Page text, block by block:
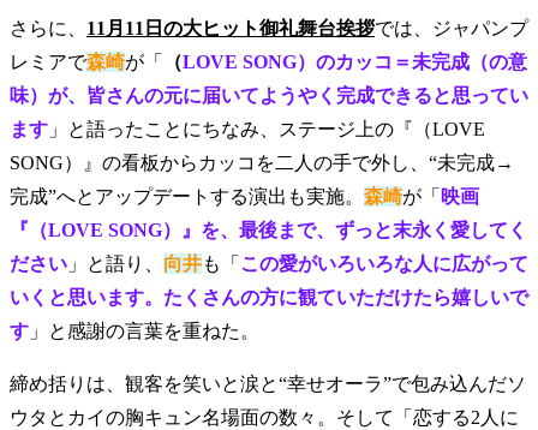
さらに、 11月11日の大ヒット御礼舞台挨拶では、ジャパンプ
レミアで森崎が「 （LOVE SONG）のカッコ＝未完成（の意
味）が、皆さんの元に届いてようやく完成できると思ってい
ます 」と語ったことにちなみ、ステージ上の『（LOVE
SONG）』の看板からカッコを二人の手で外し、“未完成→
完成”へとアップデートする演出も実施。 森崎が「 映画
『（LOVE SONG）』を、最後まで、ずっと末永く愛してく
ださい 」と語り、 向井も「 この愛がいろいろな人に広がって
いくと思います。たくさんの方に観ていただけたら嬉しいで
す 」と感謝の言葉を重ねた。
締め括りは、観客を笑いと涙と“幸せオーラ”で包み込んだソ
ウタとカイの胸キュン名場面の数々。そして「恋する2人に